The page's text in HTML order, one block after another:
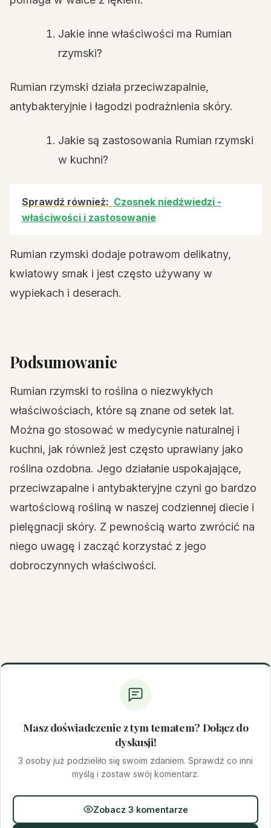
Jakie inne właściwości ma Rumian
rzymski?
Rumian rzymski działa przeciwzapalnie,
antybakteryjnie i łagodzi podrażnienia skóry.
Jakie są zastosowania Rumian rzymski
w kuchni?
Sprawdź również: Czosnek niedźwiedzi -
właściwości i zastosowanie
Rumian rzymski dodaje potrawom delikatny,
kwiatowy smak i jest często używany w
wypiekach i deserach.
Podsumowanie
Rumian rzymski to roślina o niezwykłych
właściwościach, które są znane od setek lat.
Można go stosować w medycynie naturalnej i
kuchni, jak również jest często uprawiany jako
roślina ozdobna. Jego działanie uspokajające,
przeciwzapalne i antybakteryjne czyni go bardzo
wartościową rośliną w naszej codziennej diecie i
pielęgnacji skóry. Z pewnością warto zwrócić na
niego uwagę i zacząć korzystać z jego
dobroczynnych właściwości.
Masz doświadczenie z tym tematem? Dołącz do
dyskusji!
3 osoby już podzieliło się swoim zdaniem. Sprawdź co inni
myślą i zostaw swój komentarz.
Zobacz 3 komentarze